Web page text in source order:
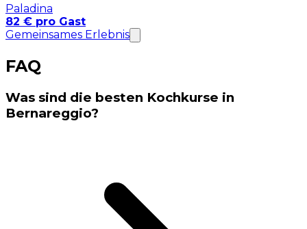
Paladina
82 € pro Gast
Gemeinsames Erlebnis
FAQ
Was sind die besten Kochkurse in
Bernareggio?